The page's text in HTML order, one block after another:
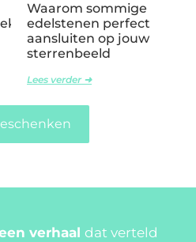
Waarom sommige
edelstenen perfect
aansluiten op jouw
sterrenbeeld
Lees verder ➜
verhaal dat verteld